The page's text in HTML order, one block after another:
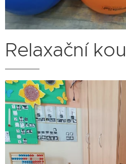
Relaxační